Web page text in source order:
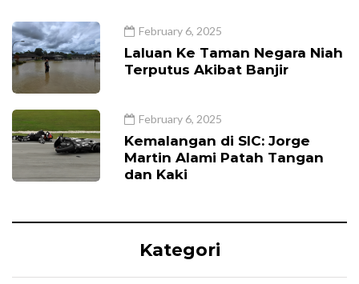
February 6, 2025
Laluan Ke Taman Negara Niah
Terputus Akibat Banjir
February 6, 2025
Kemalangan di SIC: Jorge
Martin Alami Patah Tangan
dan Kaki
Kategori